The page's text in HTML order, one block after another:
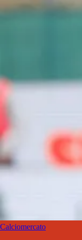
Calciomercato